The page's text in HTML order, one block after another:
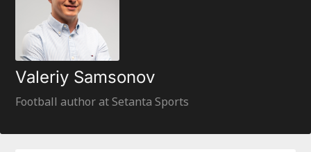
Valeriy Samsonov
Football author at Setanta Sports